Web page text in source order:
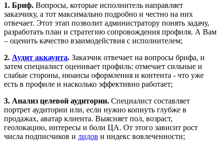
1. Бриф. Вопросы, которые исполнитель направляет
заказчику, а тот максимально подробно и честно на них
отвечает. Этот этап позволит администратору понять задачу,
разработать план и стратегию сопровождения профиля. А Вам
– оценить качество взаимодействия с исполнителем;
2. Аудит аккаунта. Заказчик отвечает на вопросы брифа, и
затем специалист оценивает профиль: отмечает сильные и
слабые стороны, нюансы оформления и контента - что уже
есть в профиле и насколько эффективно работает;
3. Анализ целевой аудитории. Специалист составляет
портрет аудитории или, если нужно копнуть глубже в
продажах, аватар клиента. Выясняет пол, возраст,
геолокацию, интересы и боли ЦА. От этого зависит рост
числа подписчиков и лидов и индекс вовлеченности;